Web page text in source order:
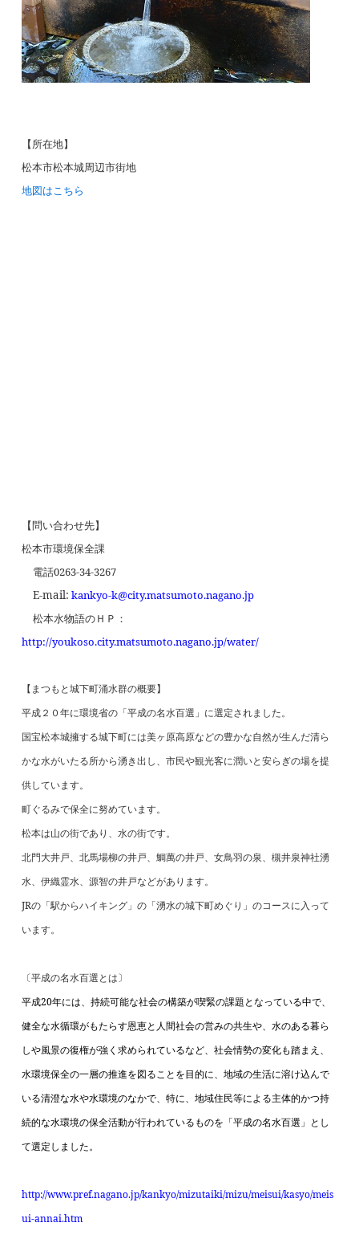
【所在地】
松本市松本城周辺市街地
地図はこちら
【問い合わせ先】
松本市環境保全課
電話0263-34-3267
E-mail: kankyo-k@city.matsumoto.nagano.jp
松本水物語のＨＰ：
http://youkoso.city.matsumoto.nagano.jp/water/
【まつもと城下町涌水群の概要】
平成２０年に環境省の「平成の名水百選」に選定されました。
国宝松本城擁する城下町には美ヶ原高原などの豊かな自然が生んだ清ら
かな水がいたる所から湧き出し、市民や観光客に潤いと安らぎの場を提
供しています。
町ぐるみで保全に努めています。
松本は山の街であり、水の街です。
北門大井戸、北馬場柳の井戸、鯛萬の井戸、女鳥羽の泉、槻井泉神社湧
水、伊織霊水、源智の井戸などがあります。
JRの「駅からハイキング」の「湧水の城下町めぐり」のコースに入って
います。
〔平成の名水百選とは〕
平成20年には、持続可能な社会の構築が喫緊の課題となっている中で、
健全な水循環がもたらす恩恵と人間社会の営みの共生や、水のある暮ら
しや風景の復権が強く求められているなど、社会情勢の変化も踏まえ、
水環境保全の一層の推進を図ることを目的に、地域の生活に溶け込んで
いる清澄な水や水環境のなかで、特に、地域住民等による主体的かつ持
続的な水環境の保全活動が行われているものを「平成の名水百選」とし
て選定しました。
http://www.pref.nagano.jp/kankyo/mizutaiki/mizu/meisui/kasyo/meis
ui-annai.htm